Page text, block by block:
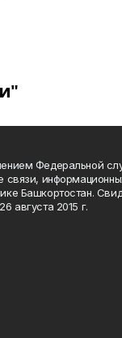
Федеральной
связи,
Башкортостан.
августа 2015 г.